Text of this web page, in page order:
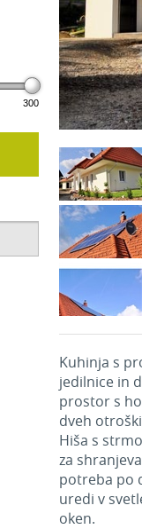
Kuhinja s
jedilnice in
prostor s
dveh
Hiša s
za
potreba po
uredi v
oken.
300